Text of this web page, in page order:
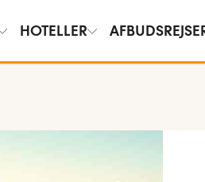
HOTELLER